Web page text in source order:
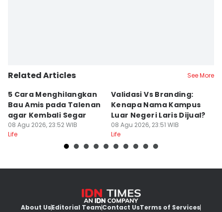
Related Articles See More
5 Cara Menghilangkan
Bau Amis pada Talenan
agar Kembali Segar
08 Agu 2026, 23:52 WIB
Life
Validasi Vs Branding:
Kenapa Nama Kampus
Luar Negeri Laris Dijual?
08 Agu 2026, 23:51 WIB
Life
About UsEditorial TeamContact UsTerms of Services